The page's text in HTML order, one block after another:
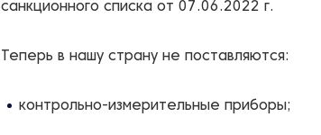
санкционного списка от 07.06.2022 г.
Теперь в нашу страну не поставляются:
контрольно-измерительные приборы;